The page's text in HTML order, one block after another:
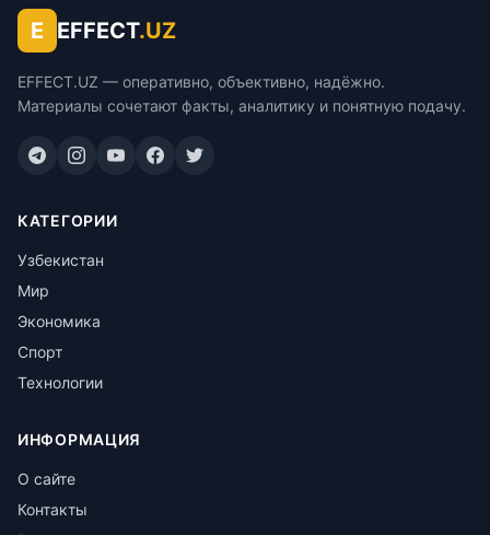
E EFFECT.UZ
EFFECT.UZ — оперативно, объективно, надёжно.
Материалы сочетают факты, аналитику и понятную подачу.
КАТЕГОРИИ
Узбекистан
Мир
Экономика
Спорт
Технологии
ИНФОРМАЦИЯ
О сайте
Контакты